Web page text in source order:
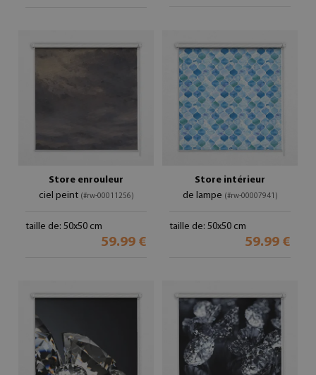
Store enrouleur
ciel peint (#rw-00011256)
taille de: 50x50 cm
59.99 €
Store intérieur
de lampe (#rw-00007941)
taille de: 50x50 cm
59.99 €